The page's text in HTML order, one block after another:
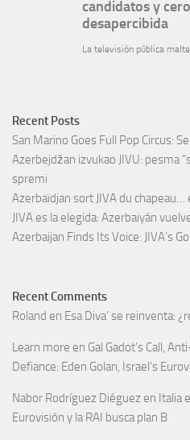
Recent Posts
San Marino Goes Full Pop Circus:
Azerbejdžan izvukao JIVU: pesma
spremi
Azerbaïdjan sort JIVA du chapeau…
JIVA es la elegida: Azerbaiyán
Azerbaijan Finds Its Voice: JIVA’s
Recent Comments
Roland en Esa Diva’ se reinventa:
Learn more en Gal Gadot’s Call,
Defiance: Eden Golan, Israel’s
Nabor Rodríguez Diéguez en Italia
Eurovisión y la RAI busca plan B